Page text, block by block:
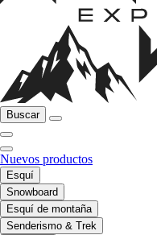
Buscar
Nuevos productos
Esquí
Snowboard
Esquí de montaña
Senderismo & Trek